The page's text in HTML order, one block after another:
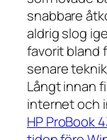
snabbare
aldrig slog
favorit bland
senare
Långt innan
internet och
HP ProBook